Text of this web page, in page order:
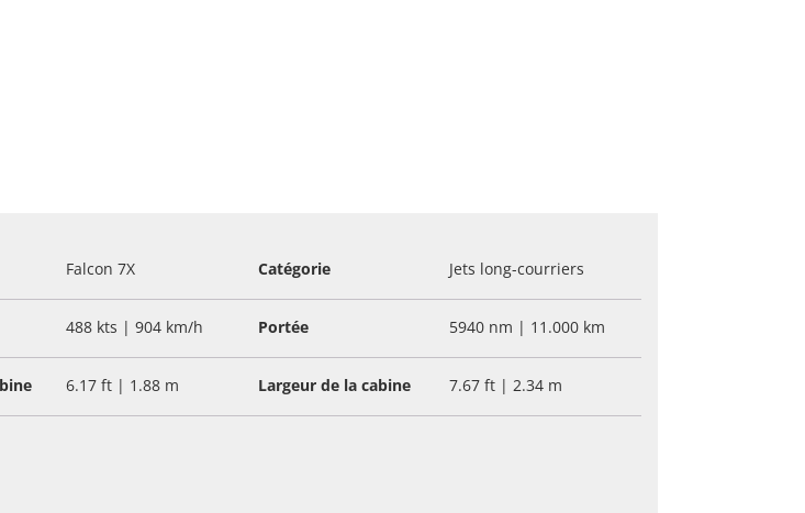
Falcon 7X
488 kts | 904 km/h
6.17 ft | 1.88 m
Catégorie Jets long-courriers
Portée 5940 nm | 11.000 km
Largeur de la cabine 7.67 ft | 2.34 m